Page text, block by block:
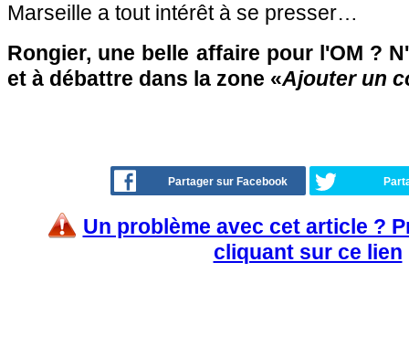
Marseille a tout intérêt à se presser…
Rongier, une belle affaire pour l'OM ?
et à débattre dans la zone «Ajouter un
Partager sur Facebook
Un problème avec cet article ?
cliquant sur ce lien